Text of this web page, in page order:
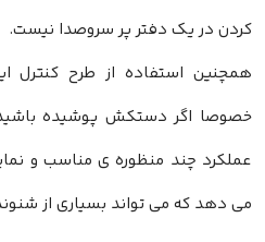
کردن در یک دفتر پر سروصدا نیست.
همچنین استفاده از طرح
خصوصا اگر دستکش پوشیده
عملکرد چند منظوره ی مناسب و
می دهد که می تواند بسیاری از